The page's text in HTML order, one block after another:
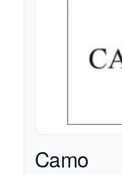
Camo